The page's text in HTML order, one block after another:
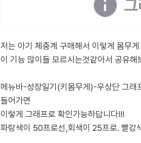
저는 아기 체중계 구매해서 이렇게 몸무
이 기능 많이들 모르시는것같아서 공유해
메뉴바-성장일기(키몸무게)-우상단 그래
들어가면
이렇게 그래프로 확인가능하답니다!!!
파랑색이 50프로선,회색이 25프로. 빨강